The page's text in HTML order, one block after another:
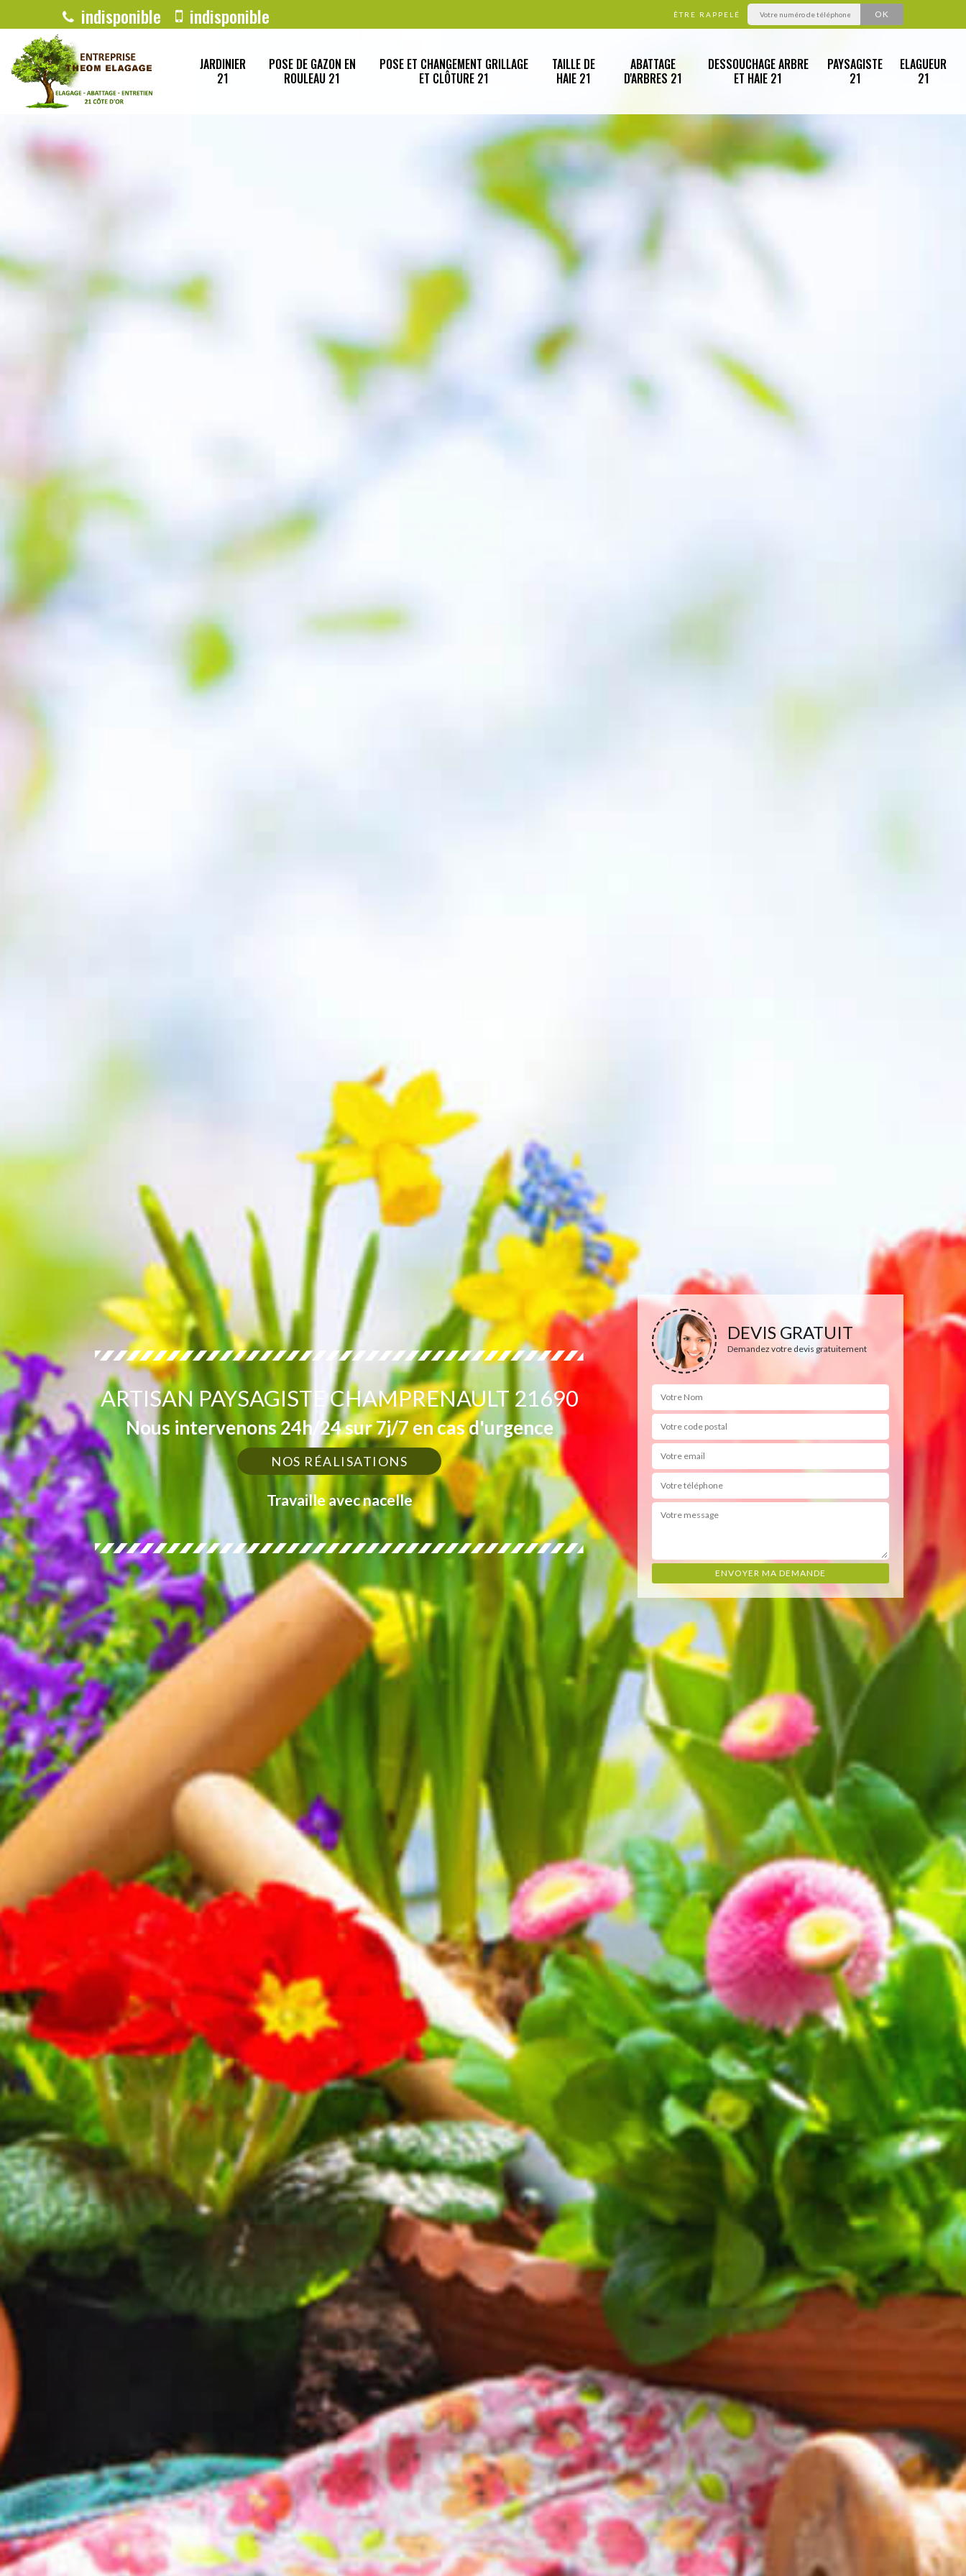
indisponible indisponible ÊTRE RAPPELÉ
JARDINIER
21
POSE DE GAZON EN
ROULEAU 21
POSE ET CHANGEMENT GRILLAGE
ET CLÔTURE 21
TAILLE DE
HAIE 21
ABATTAGE
D'ARBRES 21
DESSOUCHAGE ARBRE
ET HAIE 21
PAYSAGISTE
21
ELAGUEUR
21
ARTISAN PAYSAGISTE CHAMPRENAULT 21690
Nous intervenons 24h/24 sur 7j/7 en cas d'urgence
NOS RÉALISATIONS
Travaille avec nacelle
DEVIS GRATUIT
Demandez votre devis gratuitement